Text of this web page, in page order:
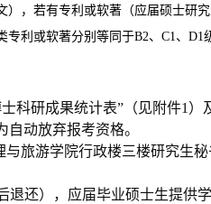
，若有专利或软著（应届硕士研
利或软著分别等同于B2、C1、
科研成果统计表”（见附件1
自动放弃报考资格。
与旅游学院行政楼三楼研究生
退还），应届毕业硕士生提供